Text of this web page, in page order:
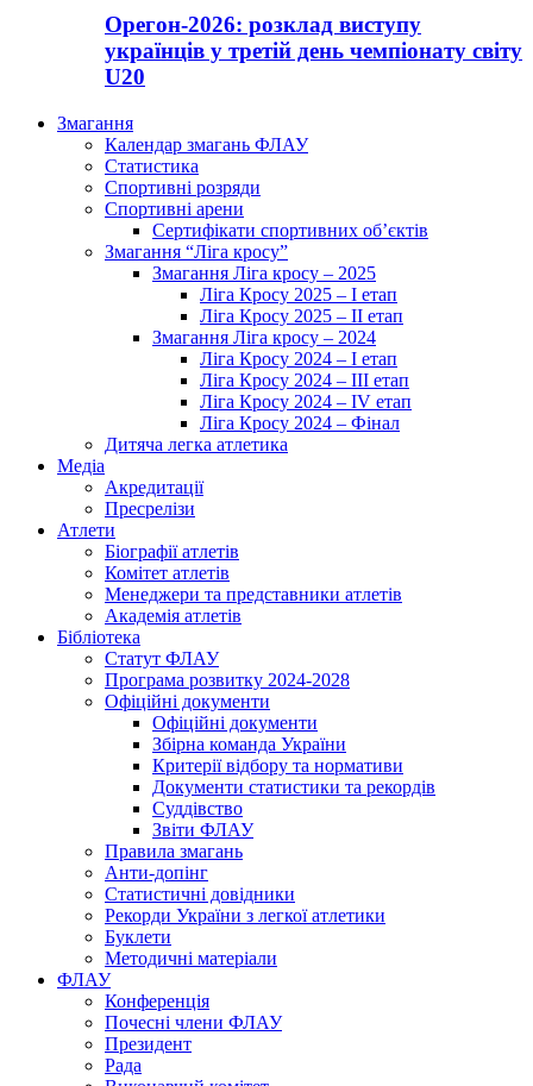
Орегон-2026: розклад виступу
українців у третій день чемпіонату світу
U20
Змагання
Календар змагань ФЛАУ
Статистика
Спортивні розряди
Спортивні арени
Сертифікати спортивних об’єктів
Змагання “Ліга кросу”
Змагання Ліга кросу – 2025
Ліга Кросу 2025 – I етап
Ліга Кросу 2025 – II етап
Змагання Ліга кросу – 2024
Ліга Кросу 2024 – I етап
Ліга Кросу 2024 – III етап
Ліга Кросу 2024 – IV етап
Ліга Кросу 2024 – Фінал
Дитяча легка атлетика
Медіа
Акредитації
Пресрелізи
Атлети
Біографії атлетів
Комітет атлетів
Менеджери та представники атлетів
Академія атлетів
Бібліотека
Статут ФЛАУ
Програма розвитку 2024-2028
Офіційні документи
Офіційні документи
Збірна команда України
Критерії відбору та нормативи
Документи статистики та рекордів
Суддівство
Звіти ФЛАУ
Правила змагань
Анти-допінг
Статистичні довідники
Рекорди України з легкої атлетики
Буклети
Методичні матеріали
ФЛАУ
Конференція
Почесні члени ФЛАУ
Президент
Рада